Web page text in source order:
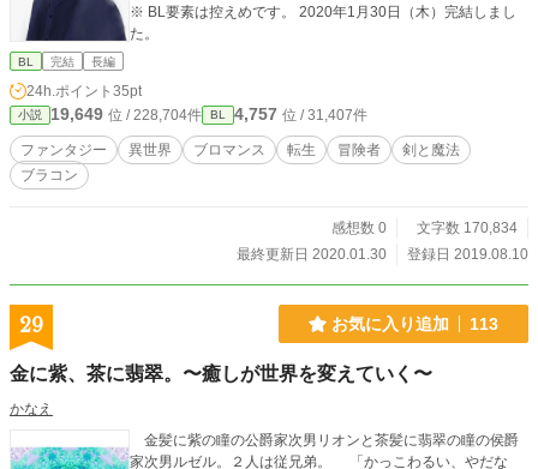
※ BL要素は控えめです。 2020年1月30日（木）完結しまし
た。
BL 完結 長編
24h.ポイント 35pt
小説 19,649 位 / 228,704件 BL 4,757 位 / 31,407件
ファンタジー 異世界 ブロマンス 転生 冒険者
剣と魔法
ブラコン
感想数 0
文字数 170,834
最終更新日 2020.01.30
登録日 2019.08.10
29 お気に入り追加 113
金に紫、茶に翡翠。〜癒しが世界を変えていく〜
かなえ
金髪に紫の瞳の公爵家次男リオンと茶髪に翡翠の瞳の侯爵
家次男ルゼル。２人は従兄弟。 「かっこわるい、やだな